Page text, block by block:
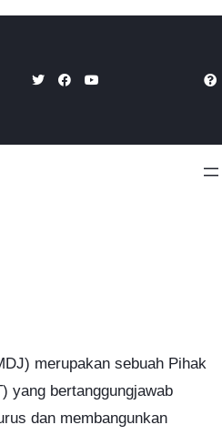
merupakan sebuah Pihak
yang bertanggungjawab
dan membangunkan